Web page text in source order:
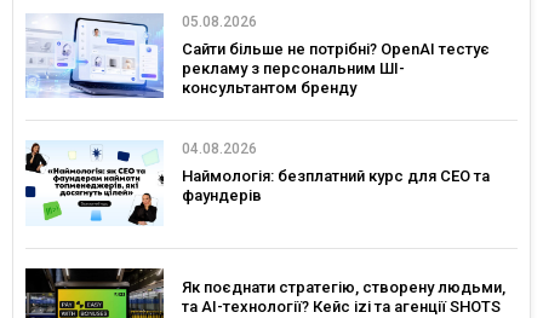
05.08.2026
Сайти більше не потрібні? OpenAI тестує
рекламу з персональним ШІ-
консультантом бренду
04.08.2026
Наймологія: безплатний курс для CEO та
фаундерів
Як поєднати стратегію, створену людьми,
та AI-технології? Кейс izi та агенції SHOTS